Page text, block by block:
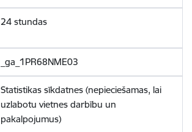
24 stundas
_ga_1PR68NME03
Statistikas sīkdatnes (nepieciešamas, lai
uzlabotu vietnes darbību un
pakalpojumus)